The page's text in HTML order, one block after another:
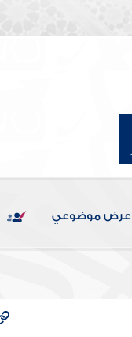
عرض موضوعي